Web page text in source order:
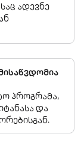
ადევნე
პროგრამა,
და